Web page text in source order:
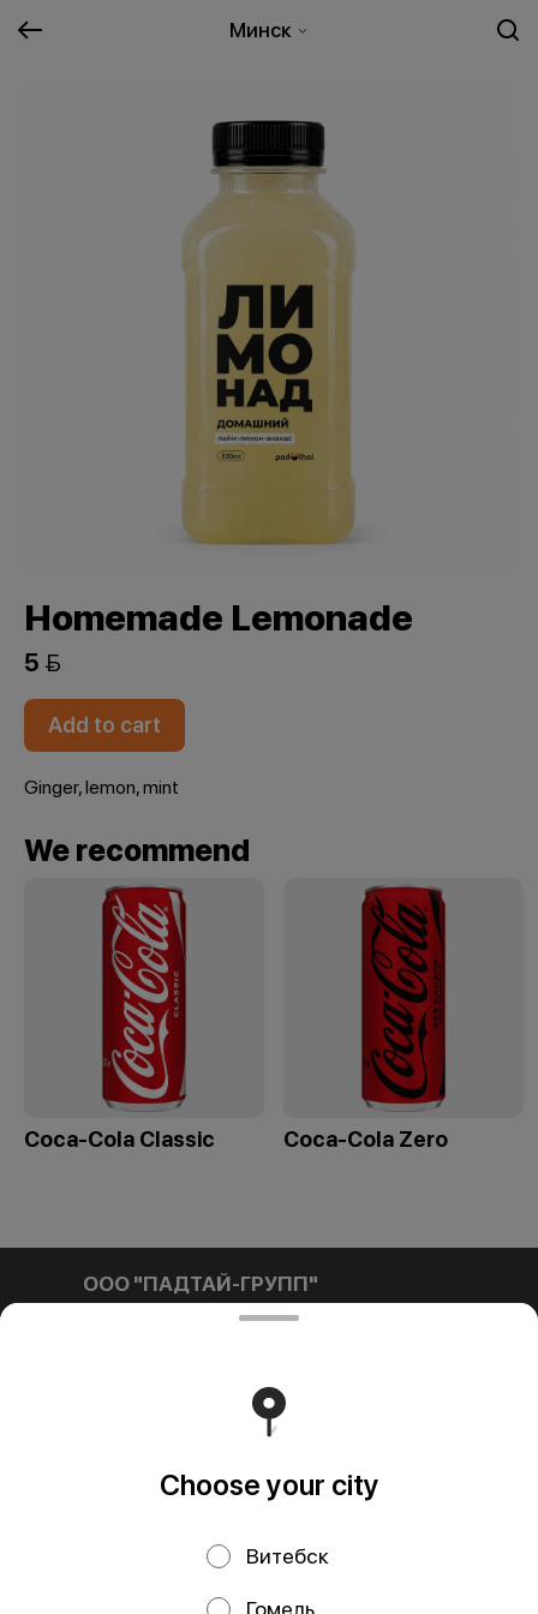
Минск
Homemade Lemonade
5 
Add to cart
Ginger, lemon, mint
We recommend
Coca-Cola Classic Coca-Cola Zero
ООО "ПАДТАЙ-ГРУПП"
ООО "ПАДТАЙ-ГРУПП" УНП 192838954, РБ, Минская
Торговом реестре Республики Беларусь 18.01.2021г.
Foodpicásso
Privacy Policy
Public Offer
Choose your city
Витебск
Гомель